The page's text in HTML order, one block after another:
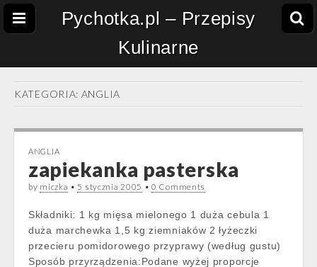
Pychotka.pl – Przepisy
Kulinarne
KATEGORIA: ANGLIA
ANGLIA
zapiekanka pasterska
by miczka • 5 stycznia 2005 •0 Comments
Składniki: 1 kg mięsa mielonego 1 duża cebula 1
duża marchewka 1,5 kg ziemniaków 2 łyżeczki
przecieru pomidorowego przyprawy (według gustu)
Sposób przyrządzenia:Podane wyżej proporcje